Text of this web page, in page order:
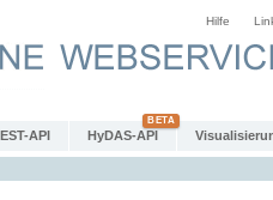
Hilfe
API HyDAS-API